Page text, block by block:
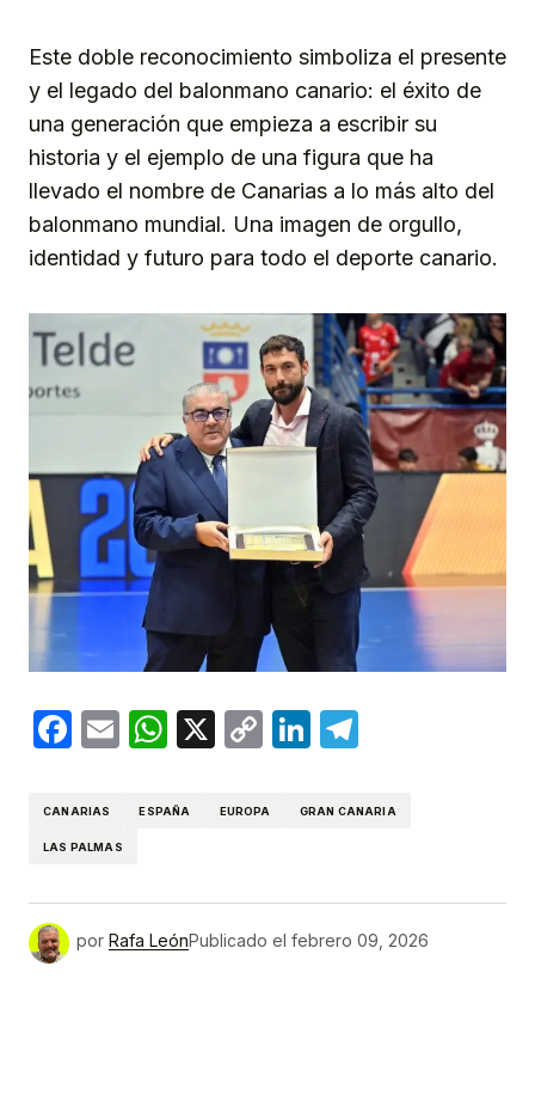
Este doble reconocimiento simboliza el presente
y el legado del balonmano canario: el éxito de
una generación que empieza a escribir su
historia y el ejemplo de una figura que ha
llevado el nombre de Canarias a lo más alto del
balonmano mundial. Una imagen de orgullo,
identidad y futuro para todo el deporte canario.
Facebook
EmailWhatsApp
X
CopyLinkedIn
CANARIAS ESPAÑA EUROPA GRAN CANARIA
LAS PALMAS
por Rafa LeónPublicado el febrero 09, 2026